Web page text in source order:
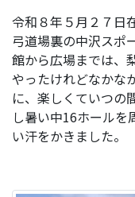
令和８年５月２７日
弓道場裏の中沢スポ
館から広場までは、
やったけれどなかな
に、楽しくていつの
し暑い中16ホールを
い汗をかきました。